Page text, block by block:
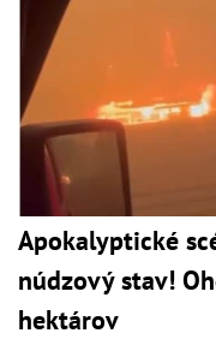
Apokalyptické
núdzový stav!
hektárov